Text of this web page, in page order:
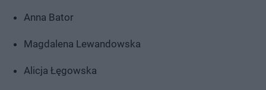
Anna Bator
Magdalena Lewandowska
Alicja Łęgowska